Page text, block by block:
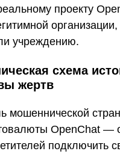
проекту
организации,
учреждению.
схема
жертв
мошеннической
OpenChat —
подключить